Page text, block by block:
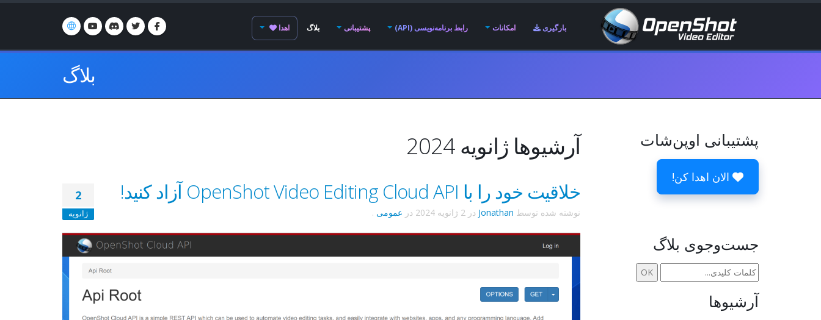
بارگیری امکانات رابط برنامه‌نویسی (API) پشتیبانی بلاگ اهدا
بلاگ
آرشیوها ژانویه 2024
2
ژانویه
خلاقیت خود را با OpenShot Video Editing Cloud API آزاد کنید!
نوشته شده توسط Jonathan در2 ژانویه 2024 در عمومی .
پشتیبانی اوپن‌شات
الان اهدا کن!
جست‌وجوی بلاگ
آرشیوها